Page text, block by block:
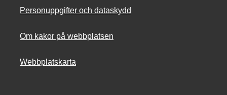
Personuppgifter och dataskydd
Om kakor på webbplatsen
Webbplatskarta